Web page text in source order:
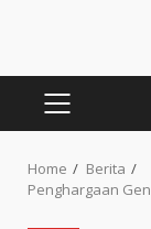
PRIMARY
Home
Berita
Penghargaan